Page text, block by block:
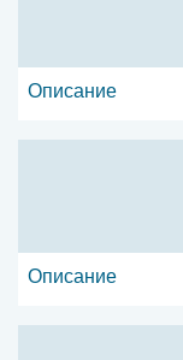
Описание
Описание